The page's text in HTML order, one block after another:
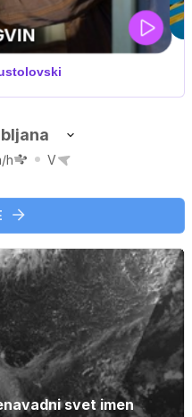
h V
svet imen